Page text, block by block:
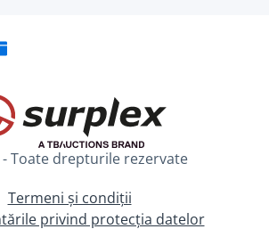
Toate drepturile rezervate
Termeni și condiții
privind protecția datelor